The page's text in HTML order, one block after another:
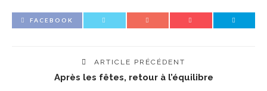
FACEBOOK
ARTICLE PRÉCÉDENT
Après les fêtes, retour à l’équilibre